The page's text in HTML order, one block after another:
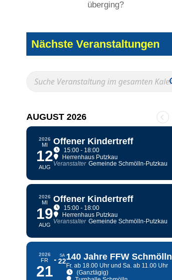
überging?
Nächste Veranstaltungen
AUGUST 2026
2026
MI
12
AUG
Offener Kindertreff
15:00 - 18:00
Herrenhaus Putzkau
Veranstalter Gemeinde Schmölln-Putzkau
2026
MI
19
AUG
Offener Kindertreff
15:00 - 18:00
Herrenhaus Putzkau
Veranstalter Gemeinde Schmölln-Putzkau
2026
FR
21
SA
22140 Jahre FFW Schmölln
Fr. ab 18.00 Uhr und Sa. ab 11.00 Uhr
(Ganztägig)